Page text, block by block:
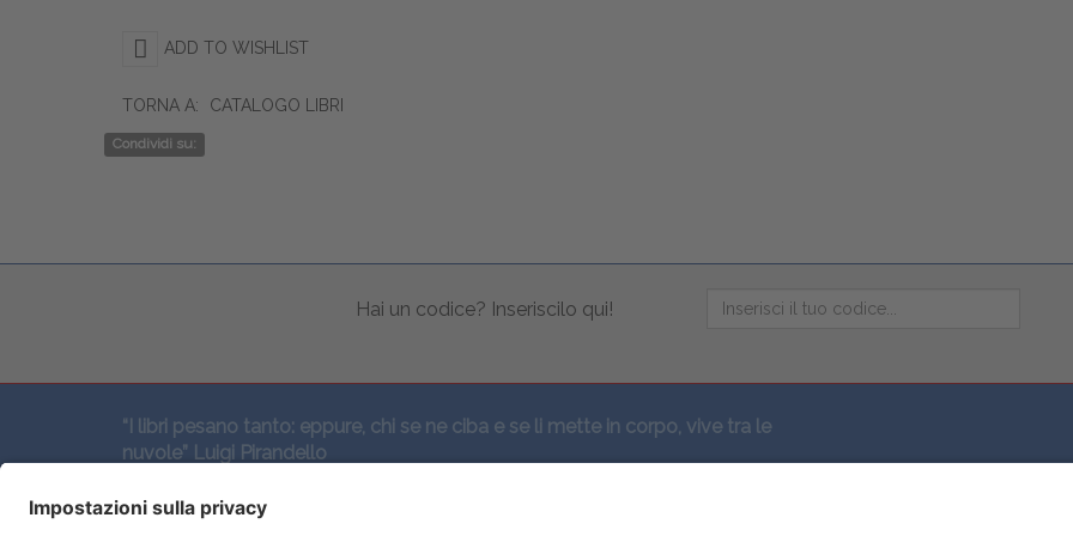
ADD TO WISHLIST
TORNA A: CATALOGO LIBRI
Condividi su:
Hai un codice? Inseriscilo qui!
“I libri pesano tanto: eppure, chi se ne ciba e se li mette in corpo, vive tra le
nuvole” Luigi Pirandello
SEGUICI QUI: